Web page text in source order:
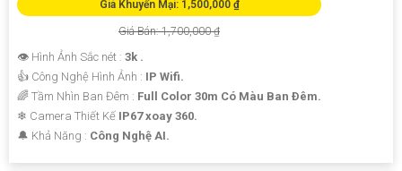
Giá Khuyến Mại: 1,500,000 ₫
Giá Bán: 1,700,000 ₫
👁 Hình Ảnh Sắc nét : 3k .
👍 Công Nghệ Hình Ảnh : IP Wifi.
🌈 Tầm Nhìn Ban Đêm : Full Color 30m Có Màu Ban Ðêm.
❄ Camera Thiết Kế IP67 xoay 360.
️🔔 Khả Năng : Công Nghệ AI.